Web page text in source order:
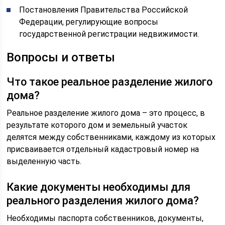
Постановления Правительства Российской
Федерации, регулирующие вопросы
государственной регистрации недвижимости.
Вопросы и ответы
Что такое реальное разделение жилого
дома?
Реальное разделение жилого дома – это процесс, в
результате которого дом и земельный участок
делятся между собственниками, каждому из которых
присваивается отдельный кадастровый номер на
выделенную часть.
Какие документы необходимы для
реального разделения жилого дома?
Необходимы паспорта собственников, документы,